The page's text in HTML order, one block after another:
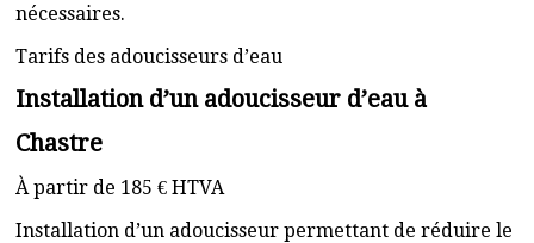
nécessaires.
Tarifs des adoucisseurs d’eau
Installation d’un adoucisseur d’eau à
Chastre
À partir de 185 € HTVA
Installation d’un adoucisseur permettant de réduire le